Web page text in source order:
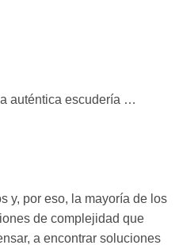
auténtica escudería …
y, por eso, la mayoría de los
de complejidad que
a encontrar soluciones